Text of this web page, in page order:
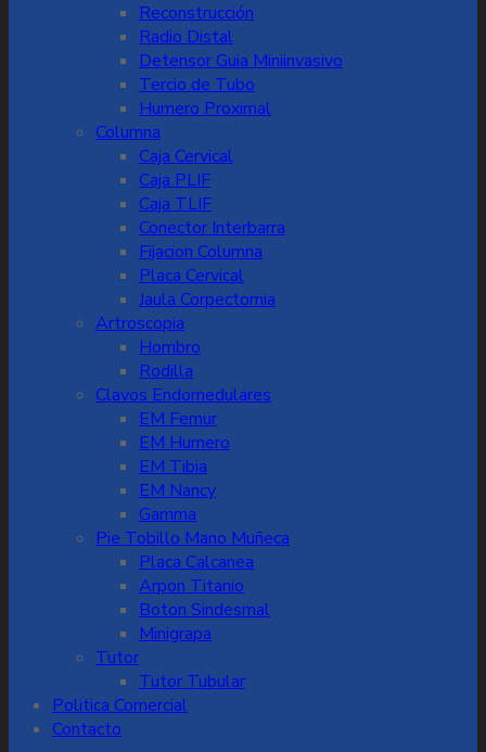
Reconstrucción
Radio Distal
Detensor Guia Miniinvasivo
Tercio de Tubo
Humero Proximal
Columna
Caja Cervical
Caja PLIF
Caja TLIF
Conector Interbarra
Fijacion Columna
Placa Cervical
Jaula Corpectomia
Artroscopia
Hombro
Rodilla
Clavos Endomedulares
EM Femur
EM Humero
EM Tibia
EM Nancy
Gamma
Pie Tobillo Mano Muñeca
Placa Calcanea
Arpon Titanio
Boton Sindesmal
Minigrapa
Tutor
Tutor Tubular
Politica Comercial
Contacto